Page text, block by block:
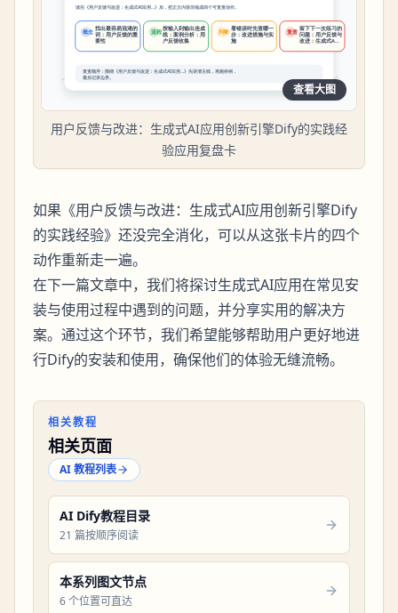
查看大图
用户反馈与改进：生成式AI应用创新引擎Dify的实践经
验应用复盘卡
如果《用户反馈与改进：生成式AI应用创新引擎Dify
的实践经验》还没完全消化，可以从这张卡片的四个
动作重新走一遍。
在下一篇文章中，我们将探讨生成式AI应用在常见安
装与使用过程中遇到的问题，并分享实用的解决方
案。通过这个环节，我们希望能够帮助用户更好地进
行Dify的安装和使用，确保他们的体验无缝流畅。
相关教程
相关页面
AI 教程列表
AI Dify教程目录
21 篇按顺序阅读
本系列图文节点
6 个位置可直达